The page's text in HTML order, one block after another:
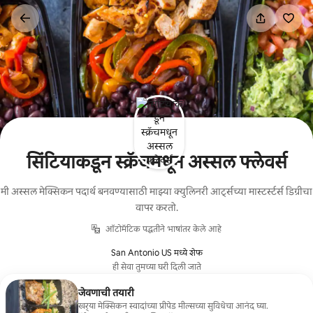
कंटेंटवर
जा
सिंटियाकडून स्क्रॅचमधून अस्सल फ्लेवर्स
मी अस्सल मेक्सिकन पदार्थ बनवण्यासाठी माझ्या क्युलिनरी आर्ट्सच्या मास्टर्स्टर्स डिग्रीचा
वापर करतो.
ऑटोमॅटिक पद्धतीने भाषांतर केले आहे
San Antonio US मध्ये शेफ
ही सेवा तुमच्या घरी दिली जाते
जेवणाची तयारी
खर्‍या मेक्सिकन स्वादांच्या प्रीपेड मील्सच्या सुविधेचा आनंद घ्या.